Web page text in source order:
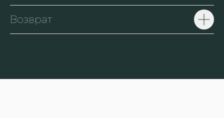
Возврат